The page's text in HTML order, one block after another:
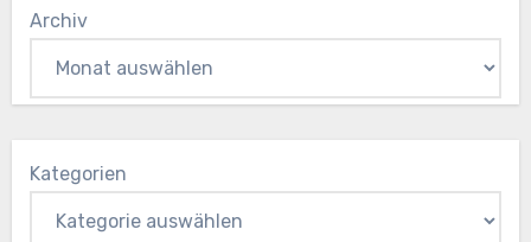
Archiv
Kategorien